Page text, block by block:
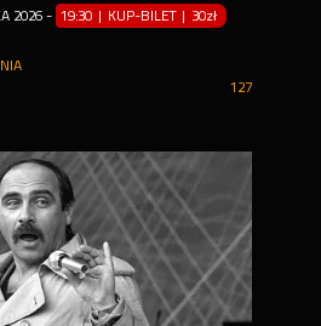
2026 - 19:30 | KUP-BILET | 30zł
127